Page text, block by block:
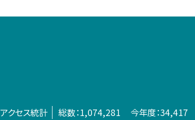
アクセス統計 総数：1,074,281 今年度：34,417